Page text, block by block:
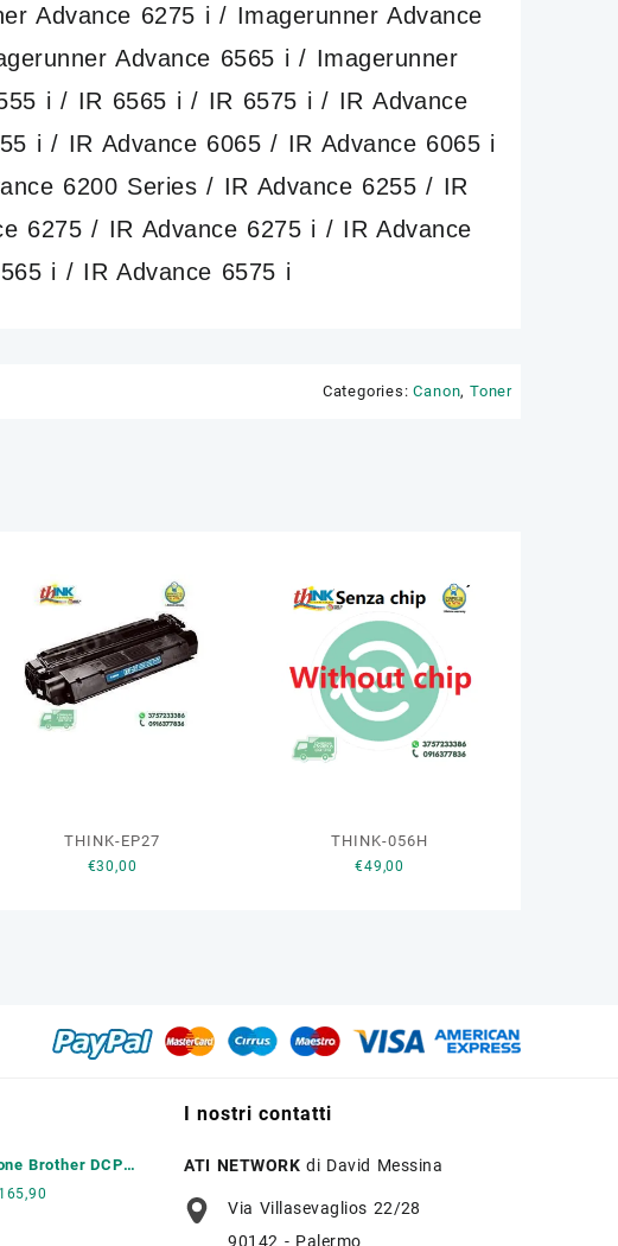
Advance 6275 i / Imagerunner Advance
Advance 6565 i / Imagerunner
i / IR 6565 i / IR 6575 i / IR Advance
i / IR Advance 6065 / IR Advance 6065 i
6200 Series / IR Advance 6255 / IR
6275 / IR Advance 6275 i / IR Advance
i / IR Advance 6575 i
Categories:Canon, Toner
THINK-EP27
€30,00
THINK-056H
€49,00
Brother DCP
165,90
I nostri contatti
ATI NETWORK di David Messina
Via Villasevaglios 22/28
90142 - Palermo